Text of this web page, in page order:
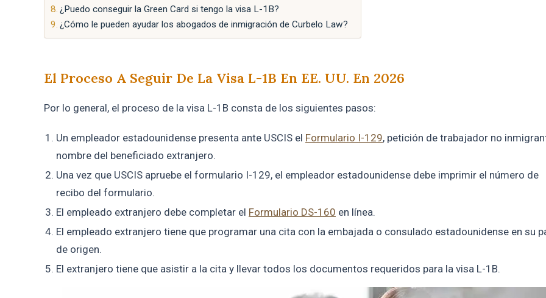
¿Puedo conseguir la Green Card si tengo la visa L-1B?
¿Cómo le pueden ayudar los abogados de inmigración de Curbelo Law?
El Proceso A Seguir De La Visa L-1B En EE. UU. En 2026
Por lo general, el proceso de la visa L-1B consta de los siguientes pasos:
Un empleador estadounidense presenta ante USCIS el Formulario I-129, petición de trabajador no
nombre del beneficiado extranjero.
Una vez que USCIS apruebe el formulario I-129, el empleador estadounidense debe imprimir el número de
recibo del formulario.
El empleado extranjero debe completar el Formulario DS-160 en línea.
El empleado extranjero tiene que programar una cita con la embajada o consulado estadounidense en su
de origen.
El extranjero tiene que asistir a la cita y llevar todos los documentos requeridos para la visa L-1B.